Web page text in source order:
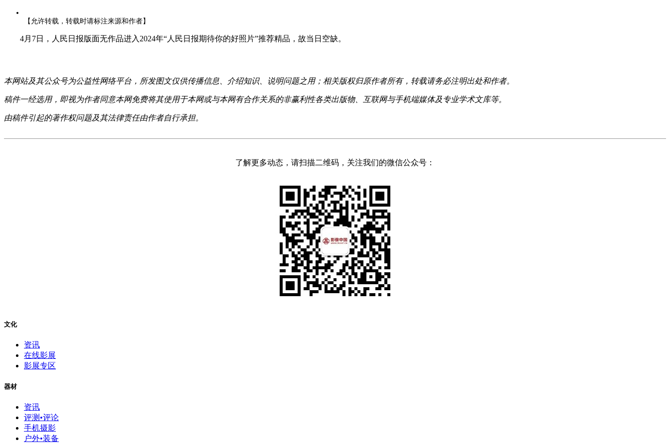
【允许转载，转载时请标注来源和作者】
4月7日，人民日报版面无作品进入2024年“人民日报期待你的好照片”推荐精品，故当日空缺。
本网站及其公众号为公益性网络平台，所发图文仅供传播信息、介绍知识、说明问题之用；相关版权归原作者所有，转载请务必注明出处和作者。
稿件一经选用，即视为作者同意本网免费将其使用于本网或与本网有合作关系的非赢利性各类出版物、互联网与手机端媒体及专业学术文库等。
由稿件引起的著作权问题及其法律责任由作者自行承担。
了解更多动态，请扫描二维码，关注我们的微信公众号：
文化
资讯
在线影展
影展专区
器材
资讯
评测•评论
手机摄影
户外•装备